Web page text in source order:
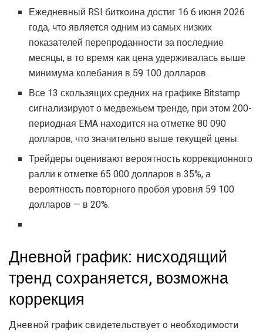
Ежедневный RSI биткоина достиг 16 6 июня 2026
года, что является одним из самых низких
показателей перепроданности за последние
месяцы, в то время как цена удерживалась выше
минимума колебания в 59 100 долларов.
Все 13 скользящих средних на графике Bitstamp
сигнализируют о медвежьем тренде, при этом 200-
периодная EMA находится на отметке 80 090
долларов, что значительно выше текущей цены.
Трейдеры оценивают вероятность коррекционного
ралли к отметке 65 000 долларов в 35%, а
вероятность повторного пробоя уровня 59 100
долларов — в 20%.
Дневной график: нисходящий
тренд сохраняется, возможна
коррекция
Дневной график свидетельствует о необходимости